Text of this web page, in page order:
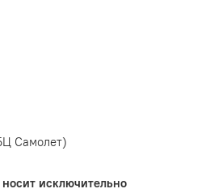
Самолет)
исключительно